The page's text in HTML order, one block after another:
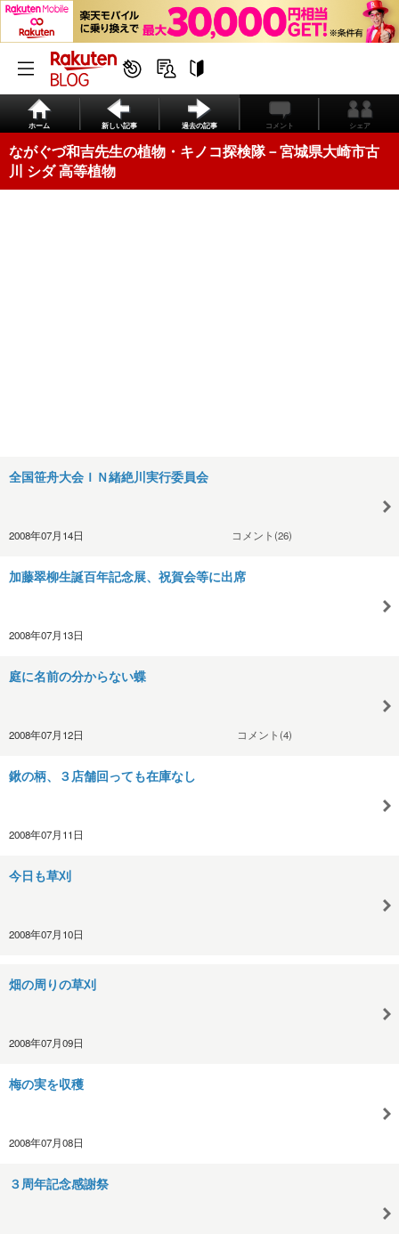
ホーム 新しい記事 過去の記事 コメント シェア
ながぐづ和吉先生の植物・キノコ探検隊－宮城県大崎市古
川 シダ 高等植物
全国笹舟大会ＩＮ緒絶川実行委員会
2008年07月14日 コメント(26)
加藤翠柳生誕百年記念展、祝賀会等に出席
2008年07月13日
庭に名前の分からない蝶
2008年07月12日 コメント(4)
鍬の柄、３店舗回っても在庫なし
2008年07月11日
今日も草刈
2008年07月10日
畑の周りの草刈
2008年07月09日
梅の実を収穫
2008年07月08日
３周年記念感謝祭